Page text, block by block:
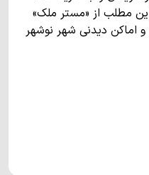
مطلب از «مستر ملک»
اماکن دیدنی شهر نوشهر
واقع شده و یکی از